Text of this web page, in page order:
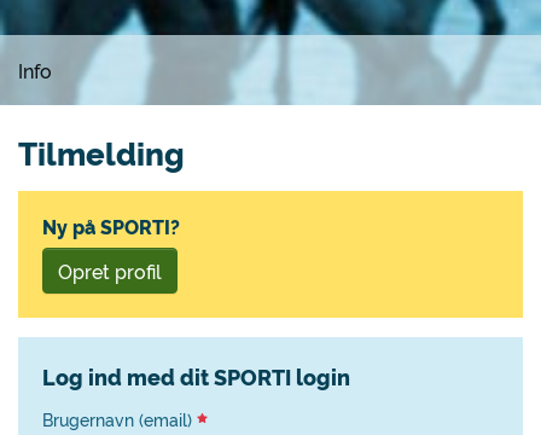
Info
Tilmelding
Ny på SPORTI?
Opret profil
Log ind med dit SPORTI login
Brugernavn (email)